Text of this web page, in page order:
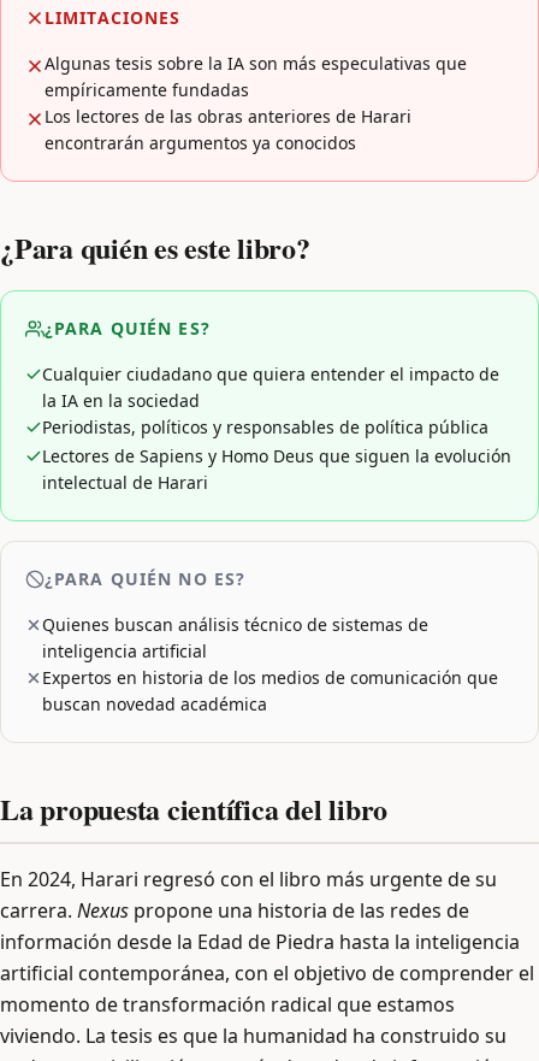
LIMITACIONES
Algunas tesis sobre la IA son más especulativas que
empíricamente fundadas
Los lectores de las obras anteriores de Harari
encontrarán argumentos ya conocidos
¿Para quién es este libro?
¿PARA QUIÉN ES?
Cualquier ciudadano que quiera entender el impacto de
la IA en la sociedad
Periodistas, políticos y responsables de política pública
Lectores de Sapiens y Homo Deus que siguen la evolución
intelectual de Harari
¿PARA QUIÉN NO ES?
Quienes buscan análisis técnico de sistemas de
inteligencia artificial
Expertos en historia de los medios de comunicación que
buscan novedad académica
La propuesta científica del libro
En 2024, Harari regresó con el libro más urgente de su
carrera. Nexus propone una historia de las redes de
información desde la Edad de Piedra hasta la inteligencia
artificial contemporánea, con el objetivo de comprender el
momento de transformación radical que estamos
viviendo. La tesis es que la humanidad ha construido su